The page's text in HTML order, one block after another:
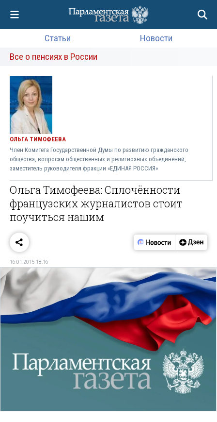
Статьи
Новости
Все о пенсиях в России
ОЛЬГА ТИМОФЕЕВА
Член Комитета Государственной Думы по развитию гражданского
общества, вопросам общественных и религиозных объединений,
заместитель руководителя фракции «ЕДИНАЯ РОССИЯ»
Ольга Тимофеева: Сплочённости
французских журналистов стоит
поучиться нашим
16.01.2015 18:16